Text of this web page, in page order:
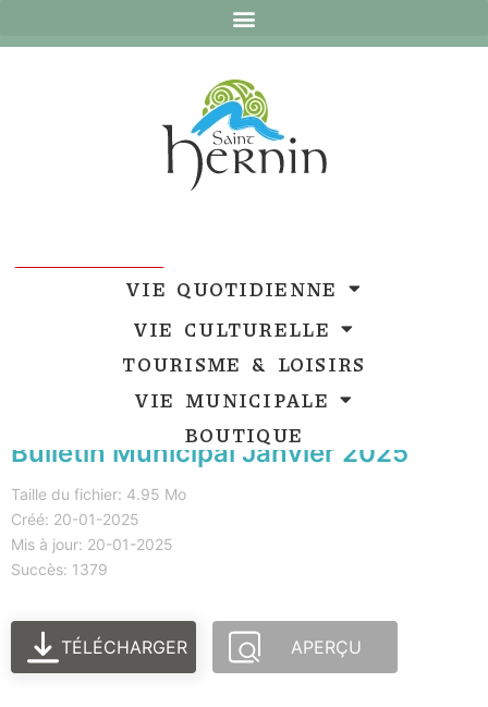
VIE QUOTIDIENNE
VIE CULTURELLE
TOURISME & LOISIRS
VIE MUNICIPALE
BOUTIQUE
Bulletin Municipal Janvier 2025
Taille du fichier: 4.95 Mo
Créé: 20-01-2025
Mis à jour: 20-01-2025
Succès: 1379
TÉLÉCHARGER APERÇU